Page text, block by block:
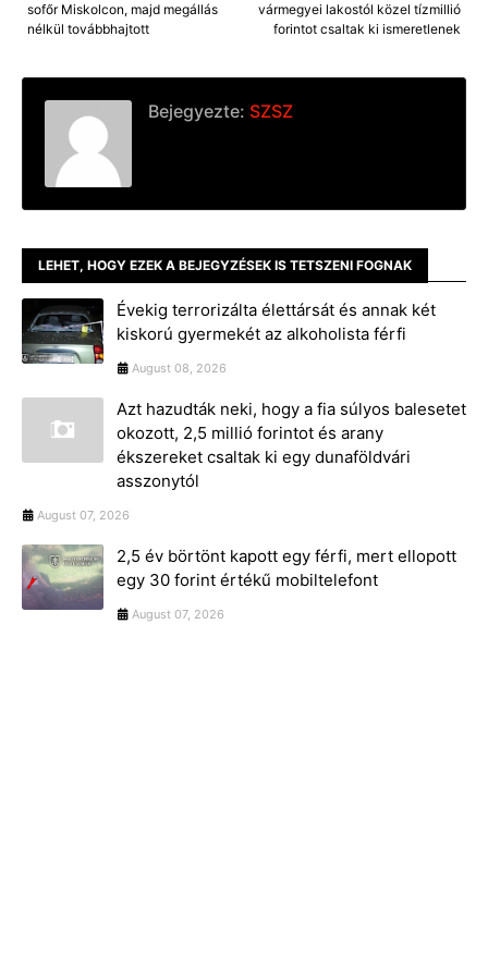
vármegyei lakostól közel tízmillió
forintot csaltak ki ismeretlenek
sofőr Miskolcon, majd megállás
nélkül továbbhajtott
Bejegyezte: SZSZ
LEHET, HOGY EZEK A BEJEGYZÉSEK IS TETSZENI FOGNAK
Évekig terrorizálta élettársát és annak két
kiskorú gyermekét az alkoholista férfi
August 08, 2026
Azt hazudták neki, hogy a fia súlyos balesetet
okozott, 2,5 millió forintot és arany
ékszereket csaltak ki egy dunaföldvári
asszonytól
August 07, 2026
2,5 év börtönt kapott egy férfi, mert ellopott
egy 30 forint értékű mobiltelefont
August 07, 2026